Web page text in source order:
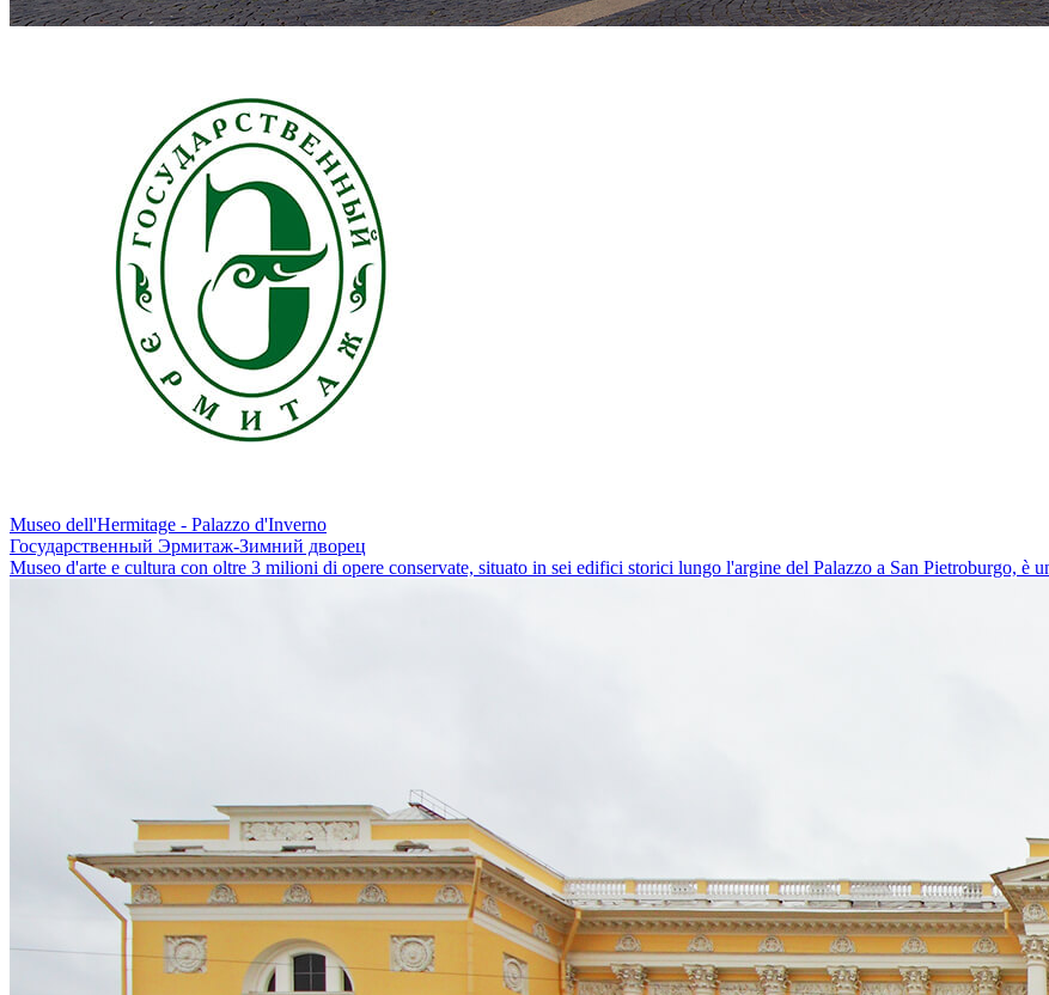
Museo dell'Hermitage - Palazzo d'Inverno
Государственный Эрмитаж-Зимний дворец
Museo d'arte e cultura con oltre 3 milioni di opere conservate, situato in sei edifici storici lungo l'argine del Palazzo a San Pietroburgo, è